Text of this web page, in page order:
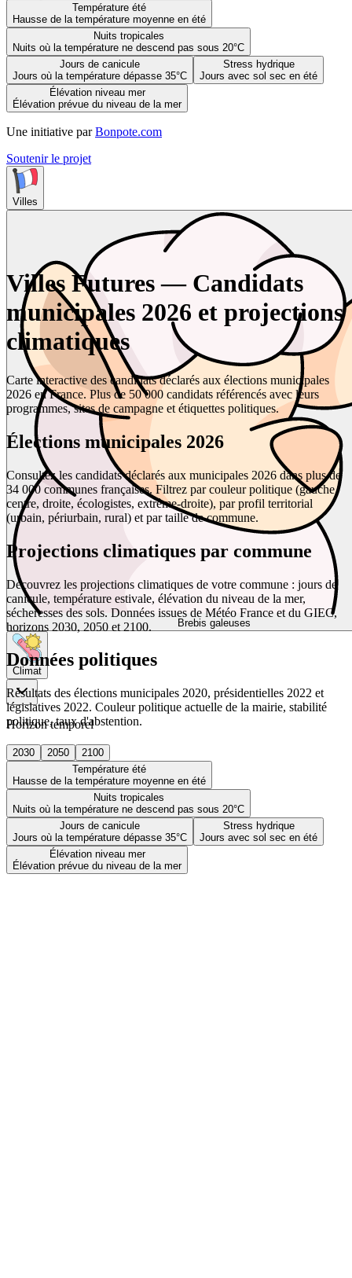
Température été
Hausse de la température moyenne en été
Nuits tropicales
Nuits où la température ne descend pas sous 20°C
Jours de canicule
Jours où la température dépasse 35°C
Stress hydrique
Jours avec sol sec en été
Élévation niveau mer
Élévation prévue du niveau de la mer
Une initiative par Bonpote.com
Soutenir le projet
Villes
Brebis galeuses
Climat
Horizon temporel
2030 2050
2100
Température été
Hausse de la température moyenne en été
Nuits tropicales
Nuits où la température ne descend pas sous 20°C
Jours de canicule
Jours où la température dépasse 35°C
Stress hydrique
Jours avec sol sec en été
Élévation niveau mer
Élévation prévue du niveau de la mer
Villes Futures — Candidats
municipales 2026 et projections
climatiques
Carte interactive des candidats déclarés aux élections municipales
2026 en France. Plus de 50 000 candidats référencés avec leurs
programmes, sites de campagne et étiquettes politiques.
Élections municipales 2026
Consultez les candidats déclarés aux municipales 2026 dans plus de
34 000 communes françaises. Filtrez par couleur politique (gauche,
centre, droite, écologistes, extrême-droite), par profil territorial
(urbain, périurbain, rural) et par taille de commune.
Projections climatiques par commune
Découvrez les projections climatiques de votre commune : jours de
canicule, température estivale, élévation du niveau de la mer,
sécheresses des sols. Données issues de Météo France et du GIEC,
horizons 2030, 2050 et 2100.
Données politiques
Résultats des élections municipales 2020, présidentielles 2022 et
législatives 2022. Couleur politique actuelle de la mairie, stabilité
politique, taux d'abstention.